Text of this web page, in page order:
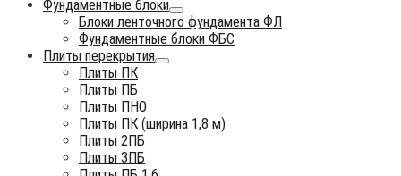
Фундаментные блоки
Блоки ленточного фундамента ФЛ
Фундаментные блоки ФБС
Плиты перекрытия
Плиты ПК
Плиты ПБ
Плиты ПНО
Плиты ПК (ширина 1,8 м)
Плиты 2ПБ
Плиты 3ПБ